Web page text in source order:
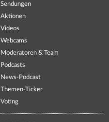
Sendungen
Aktionen
Videos
Webcams
Moderatoren & Team
Podcasts
News-Podcast
Themen-Ticker
Voting